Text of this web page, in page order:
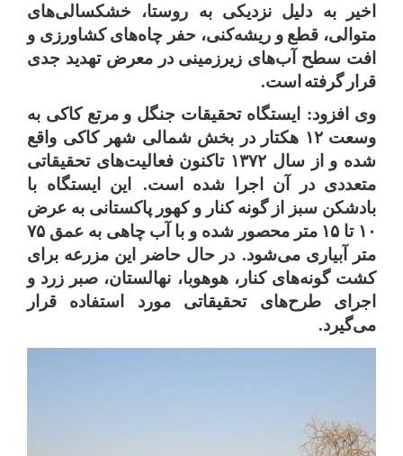
اخیر
به دلیل نزدیکی به روستا،
خشکسالی‌های
متوالی، قطع و ریشه‌کنی، حفر چاه‌های کشاورزی و
افت سطح آب‌های زیرزمینی در معرض تهدید جدی
قرار گرفته است.
وی افزود: ایستگاه تحقیقات جنگل و مرتع کاکی به
وسعت ۱۲ هکتار در بخش شمالی شهر کاکی واقع
شده و از سال ۱۳۷۲ تاکنون فعالیت‌های تحقیقاتی
متعددی در آن اجرا شده است. این ایستگاه با
بادشکن سبز از گونه کنار و کهور پاکستانی به عرض
۱۰ تا ۱۵ متر محصور شده و با آب چاهی به عمق ۷۵
متر
آبیاری می‌شود. در حال حاضر این مزرعه برای
کشت گونه‌های کنار، هوهوبا، نهالستان، صبر زرد و
اجرای
طرح‌های تحقیقاتی مورد استفاده
قرار
می‌گیرد.